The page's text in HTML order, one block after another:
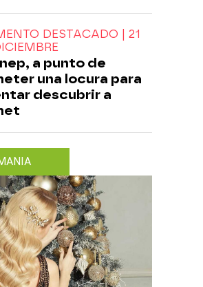
DESTACADO | 21
a punto de
una locura para
descubrir a